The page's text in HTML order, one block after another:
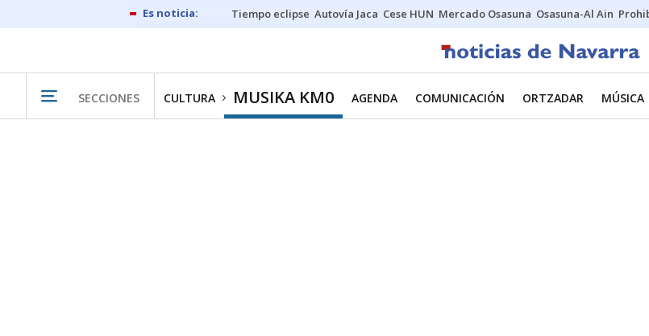
Tiempo eclipse Autovía Jaca Cese HUN Mercado Osasuna Osasuna-Al Ain
SECCIONES CULTURA MUSIKA KM0 AGENDA COMUNICACIÓN ORTZADAR MÚSICA